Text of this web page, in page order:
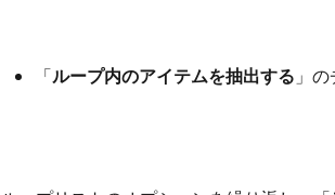
「ループ内のアイテムを抽出する 」